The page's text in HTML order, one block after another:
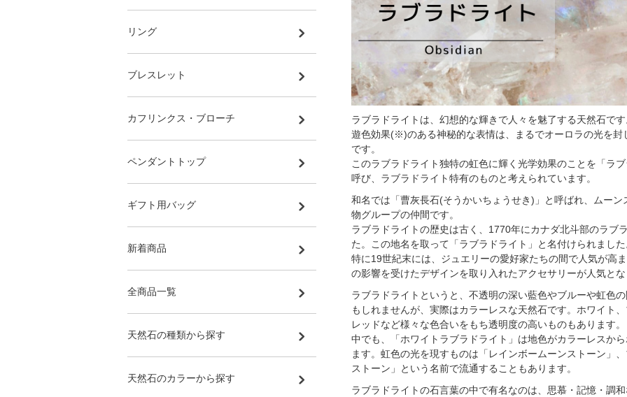
ラブラドライトは、幻想的な輝きで人々を魅了する天然石です
遊色効果(※)のある神秘的な表情は、まるでオーロラの光を封
です。
このラブラドライト独特の虹色に輝く光学効果のことを「ラ
呼び、ラブラドライト特有のものと考えられています。
和名では「曹灰長石(そうかいちょうせき)」と呼ばれ、ムー
物グループの仲間です。
ラブラドライトの歴史は古く、1770年にカナダ北斗部のラブ
た。この地名を取って「ラブラドライト」と名付けられました
特に19世紀末には、ジュエリーの愛好家たちの間で人気が高
の影響を受けたデザインを取り入れたアクセサリーが人気とな
ラブラドライトというと、不透明の深い藍色やブルーや虹色
もしれませんが、実際はカラーレスな天然石です。ホワイト
レッドなど様々な色合いをもち透明度の高いものもあります。
中でも、「ホワイトラブラドライト」は地色がカラーレスか
ます。虹色の光を現すものは「レインボームーンストーン」
ストーン」という名前で流通することもあります。
ラブラドライトの石言葉の中で有名なのは、思慕・記憶・調
リング
ブレスレット
カフリンクス・ブローチ
ペンダントトップ
ギフト用バッグ
新着商品
全商品一覧
天然石の種類から探す
天然石のカラーから探す